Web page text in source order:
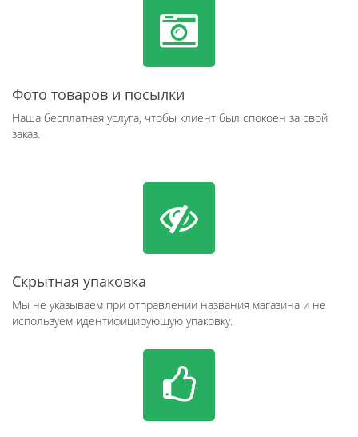
Фото товаров и посылки
Наша бесплатная услуга, чтобы клиент был спокоен за свой
заказ.
Скрытная упаковка
Мы не указываем при отправлении названия магазина и не
используем идентифицирующую упаковку.